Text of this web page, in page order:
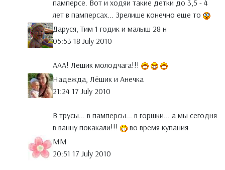
памперсе. Вот и ходяи такие детки до 3,5 - 4
лет в памперсах... Зрелише конечно еще то
Даруся, Тим 1 годик и малыш 28 н
05:53 18 July 2010
ААА! Лешик молодчага!!!
Надежда, Лёшик и Анечка
21:24 17 July 2010
В трусы... в памперсы... в горшки... а мы сегодня
в ванну покакали!!!
во время купания
MM
20:51 17 July 2010